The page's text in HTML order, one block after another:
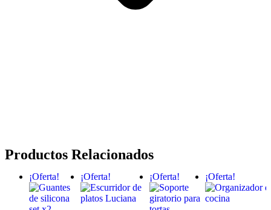
Productos Relacionados
¡Oferta! ¡Oferta! ¡Oferta! ¡Oferta!